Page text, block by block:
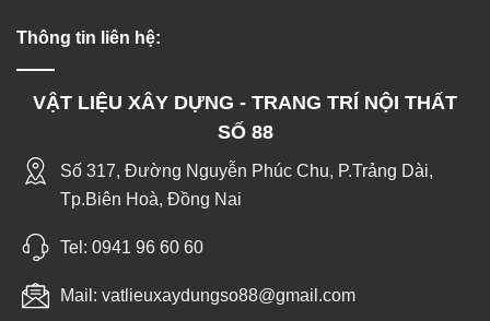
Thông tin liên hệ:
VẬT LIỆU XÂY DỰNG - TRANG TRÍ NỘI THẤT
SỐ 88
Số 317, Đường Nguyễn Phúc Chu, P.Trảng Dài,
Tp.Biên Hoà, Đồng Nai
Tel: 0941 96 60 60
Mail: vatlieuxaydungso88@gmail.com